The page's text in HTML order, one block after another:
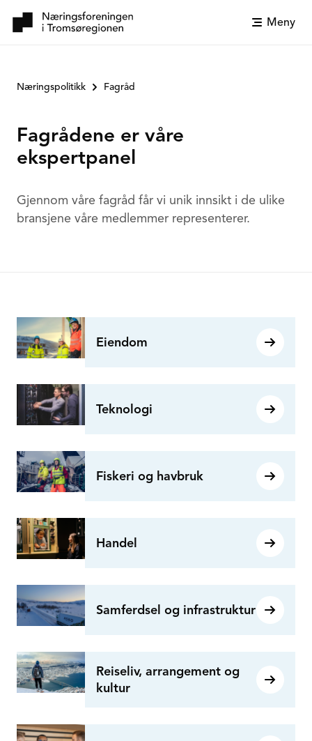
Meny
Næringspolitikk Fagråd
Fagrådene er våre
ekspertpanel
Gjennom våre fagråd får vi unik innsikt i de ulike
bransjene våre medlemmer representerer.
Eiendom
Teknologi
Fiskeri og havbruk
Handel
Samferdsel og infrastruktur
Reiseliv, arrangement og
kultur